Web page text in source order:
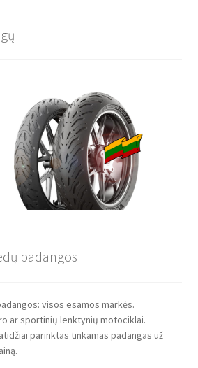
padangos
visos esamos markės.
ar sportinių lenktynių motociklai.
parinktas tinkamas padangas už